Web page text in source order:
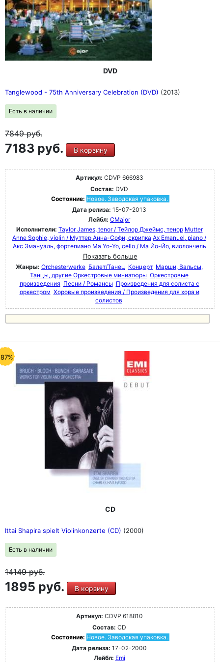
DVD
Tanglewood - 75th Anniversary Celebration (DVD) (2013)
Есть в наличии
7849руб.
7183 руб. В корзину
Артикул: CDVP 666983
Состав: DVD
Состояние: Новое. Заводская упаковка.
Дата релиза: 15-07-2013
Лейбл: CMajor
Исполнители: Taylor James, tenor / Тейлор Джеймс, тенор Mutter
Anne Sophie, violin / Муттер Анна-Софи, скрипка Ax Emanuel, piano /
Акс Эмануэль, фортепиано Ma Yo-Yo, cello / Ма Йо-Йо, виолончель
Показать больше
Жанры: Orchesterwerke Балет/Танец Концерт Марши, Вальсы,
Танцы, другие Оркестровые миниатюры Оркестровые
произведения Песни / Романсы Произведения для солиста с
оркестром Хоровые произведения / Произведения для хора и
солистов
CD
Ittai Shapira spielt Violinkonzerte (CD) (2000)
Есть в наличии
14149руб.
1895 руб. В корзину
Артикул: CDVP 618810
Состав: CD
Состояние: Новое. Заводская упаковка.
Дата релиза: 17-02-2000
Лейбл: Emi